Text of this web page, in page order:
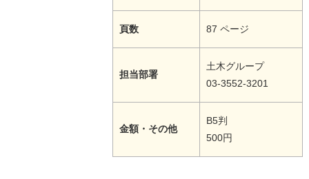
頁数 87 ページ
担当部署
土木グループ
03-3552-3201
金額・その他
B5判
500円